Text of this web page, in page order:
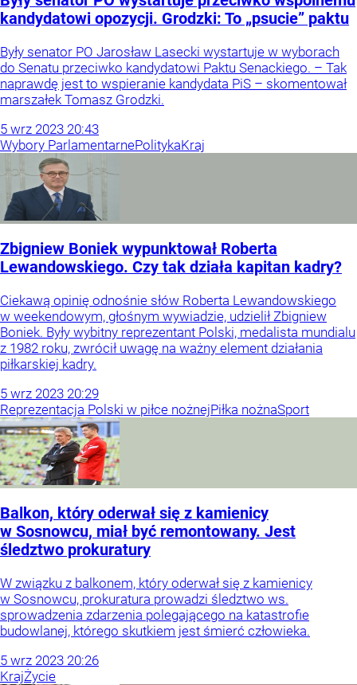
kandydatowi opozycji. Grodzki: To „psucie” paktu
Były senator PO Jarosław Lasecki wystartuje w wyborach
do Senatu przeciwko kandydatowi Paktu Senackiego. – Tak
naprawdę jest to wspieranie kandydata PiS – skomentował
marszałek Tomasz Grodzki.
5 wrz 2023 20:43
Wybory ParlamentarnePolitykaKraj
Zbigniew Boniek wypunktował Roberta
Lewandowskiego. Czy tak działa kapitan kadry?
Ciekawą opinię odnośnie słów Roberta Lewandowskiego
w weekendowym, głośnym wywiadzie, udzielił Zbigniew
Boniek. Były wybitny reprezentant Polski, medalista mundialu
z 1982 roku, zwrócił uwagę na ważny element działania
piłkarskiej kadry.
5 wrz 2023 20:29
Reprezentacja Polski w piłce nożnejPiłka nożnaSport
Balkon, który oderwał się z kamienicy
w Sosnowcu, miał być remontowany. Jest
śledztwo prokuratury
W związku z balkonem, który oderwał się z kamienicy
w Sosnowcu, prokuratura prowadzi śledztwo ws.
sprowadzenia zdarzenia polegającego na katastrofie
budowlanej, którego skutkiem jest śmierć człowieka.
5 wrz 2023 20:26
KrajŻycie